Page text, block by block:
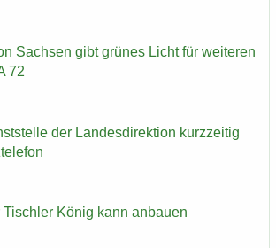
Sach­sen gibt grü­nes Licht für wei­te­ren
72
der Lan­des­di­rek­ti­on kurz­zei­tig
Tisch­ler König kann an­bau­en